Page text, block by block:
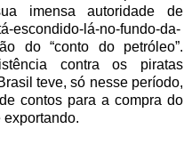
imensa autoridade de
escondido-lá-no-fundo-da-
do “conto do petróleo”.
contra os piratas
teve, só nesse período,
contos para a compra do